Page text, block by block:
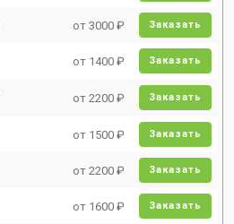
от 3000 ₽ Заказать
от 1400 ₽ Заказать
от 2200 ₽ Заказать
от 1500 ₽ Заказать
от 2200 ₽ Заказать
от 1600 ₽ Заказать